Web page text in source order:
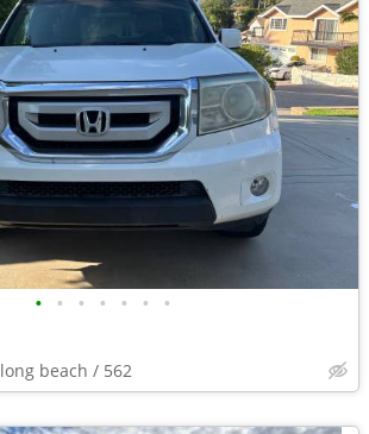
• • • • • • •
long beach / 562